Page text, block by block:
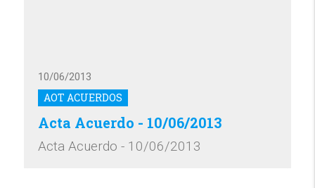
AOT ACUERDOS
10/06/2013
Acta Acuerdo - 10/06/2013
Acta Acuerdo - 10/06/2013